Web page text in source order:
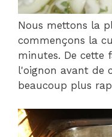
Nous mettons la
commençons la
minutes. De cette
l'oignon avant de
beaucoup plus